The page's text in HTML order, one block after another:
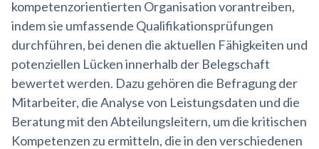
kompetenzorientierten Organisation vorantreiben,
indem sie umfassende Qualifikationsprüfungen
durchführen, bei denen die aktuellen Fähigkeiten und
potenziellen Lücken innerhalb der Belegschaft
bewertet werden. Dazu gehören die Befragung der
Mitarbeiter, die Analyse von Leistungsdaten und die
Beratung mit den Abteilungsleitern, um die kritischen
Kompetenzen zu ermitteln, die in den verschiedenen